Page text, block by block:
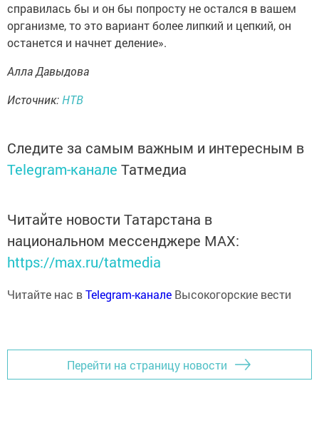
справилась бы и он бы попросту не остался в вашем
организме, то это вариант более липкий и цепкий, он
останется и начнет деление».
Алла Давыдова
Источник:НТВ
Следите за самым важным и интересным в
Telegram-канале Татмедиа
Читайте новости Татарстана в
национальном мессенджере MАХ:
https://max.ru/tatmedia
Читайте нас вTelegram-канале Высокогорские вести
Перейти на страницу новости